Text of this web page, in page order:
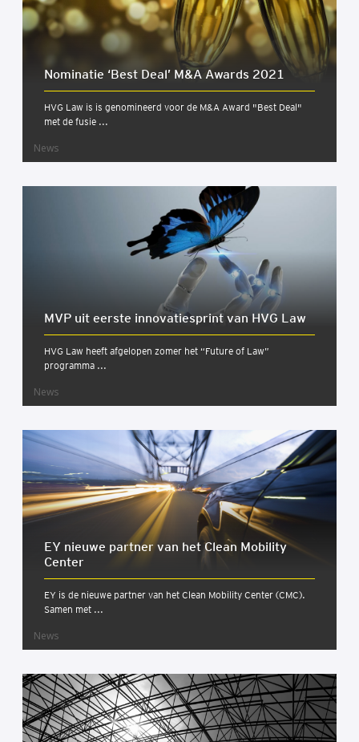
Nomi­na­tie ‘Best Deal’ M&A Awards 2021
HVG Law is is genomineerd voor de M&A Award "Best Deal"
met de fusie ...
News
MVP uit eer­ste inno­va­tie­sprint van HVG Law
HVG Law heeft afgelopen zomer het “Future of Law”
programma ...
News
EY nieu­we part­ner van het Clean Mobi­li­ty
Cen­ter
EY is de nieuwe partner van het Clean Mobility Center (CMC).
Samen met ...
News